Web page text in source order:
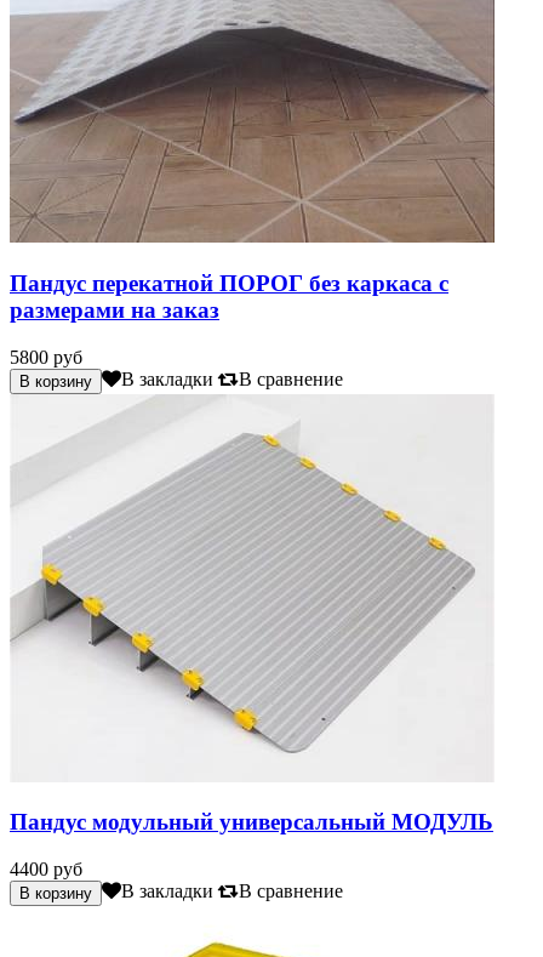
Пандус перекатной ПОРОГ без каркаса с
размерами на заказ
5800 руб
В закладки В сравнение
Пандус модульный универсальный МОДУЛЬ
4400 руб
В закладки В сравнение